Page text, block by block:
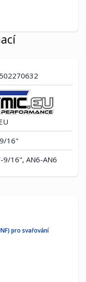
16"
16", AN6-AN6
pro svařování